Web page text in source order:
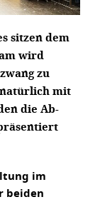
sitzen dem
wird
zu
mit
die Ab-
im
beiden